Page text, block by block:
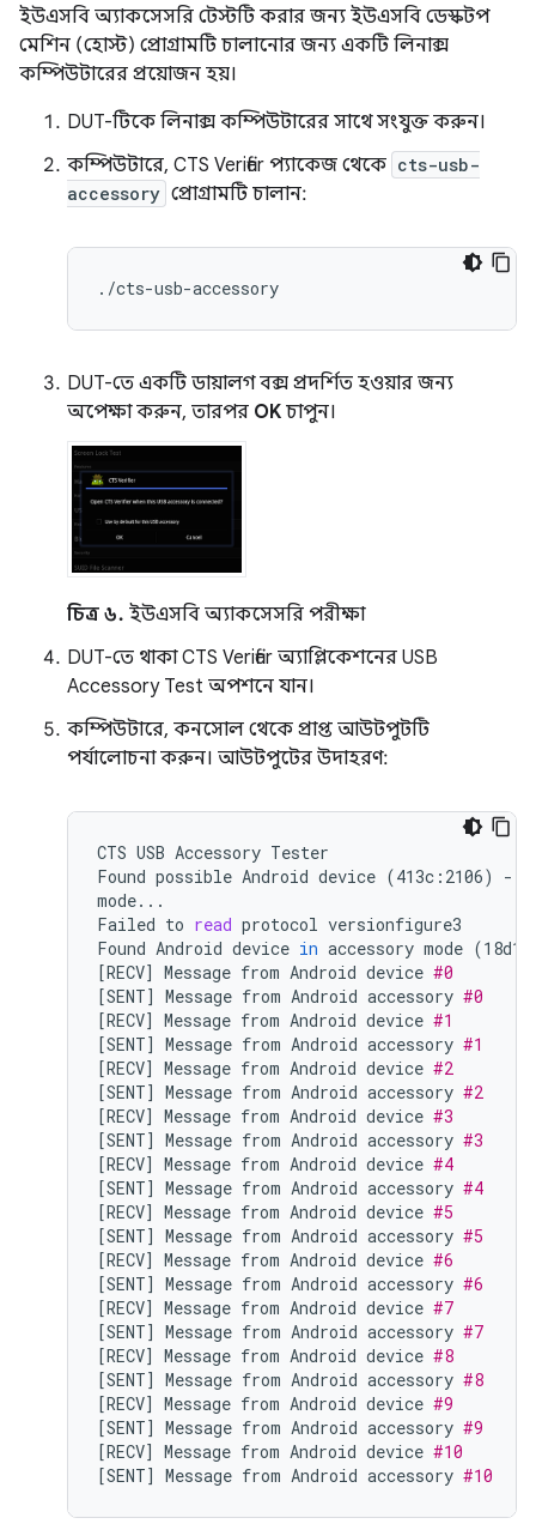
ইউএসবি অ্যাকসেসরি টেস্টটি করার জন্য ইউএসবি ডেস্কটপ
মেশিন (হোস্ট) প্রোগ্রামটি চালানোর জন্য একটি লিনাক্স
কম্পিউটারের প্রয়োজন হয়।
DUT-টিকে লিনাক্স কম্পিউটারের সাথে সংযুক্ত করুন।
কম্পিউটারে, CTS Verifier প্যাকেজ থেকে cts-usb-
accessory প্রোগ্রামটি চালান:
DUT-তে একটি ডায়ালগ বক্স প্রদর্শিত হওয়ার জন্য
অপেক্ষা করুন, তারপর OK চাপুন।
চিত্র ৬. ইউএসবি অ্যাকসেসরি পরীক্ষা
DUT-তে থাকা CTS Verifier অ্যাপ্লিকেশনের USB
Accessory Test অপশনে যান।
কম্পিউটারে, কনসোল থেকে প্রাপ্ত আউটপুটটি
পর্যালোচনা করুন। আউটপুটের উদাহরণ:
CTS USB Accessory Tester
Found possible Android device (413c:2106) -
mode...
Failed to read protocol versionfigure3
Found Android device in accessory mode (
[RECV] Message from Android device #0
[SENT] Message from Android accessory #0
[RECV] Message from Android device #1
[SENT] Message from Android accessory #1
[RECV] Message from Android device #2
[SENT] Message from Android accessory #2
[RECV] Message from Android device #3
[SENT] Message from Android accessory #3
[RECV] Message from Android device #4
[SENT] Message from Android accessory #4
[RECV] Message from Android device #5
[SENT] Message from Android accessory #5
[RECV] Message from Android device #6
[SENT] Message from Android accessory #6
[RECV] Message from Android device #7
[SENT] Message from Android accessory #7
[RECV] Message from Android device #8
[SENT] Message from Android accessory #8
[RECV] Message from Android device #9
[SENT] Message from Android accessory #9
[RECV] Message from Android device #10
[SENT] Message from Android accessory #10